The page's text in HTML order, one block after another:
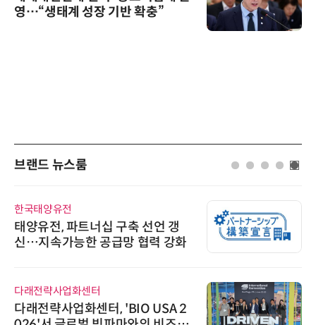
영…“생태계 성장 기반 확충”
브랜드 뉴스룸
한국태양유전
태양유전, 파트너십 구축 선언 갱
신…지속가능한 공급망 협력 강화
다래전략사업화센터
다래전략사업화센터, 'BIO USA 2